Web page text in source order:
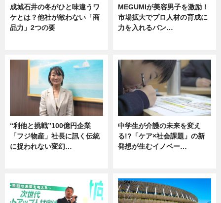
成城石井の冬がひと味違うワ
ケとは？他社が敵わない「商
品力」2つの要
MEGUMIが美容男子を激励！
市場拡大でプロ人材の育成に
力を入れるバン…
“利他と挑戦”100億円企業
「フジ物産」社長に訊く伝統
に捉われない変幻…
中学生が介護の未来を変え
る!?「ケア×社会課題」の新
発想が生むイノベー…